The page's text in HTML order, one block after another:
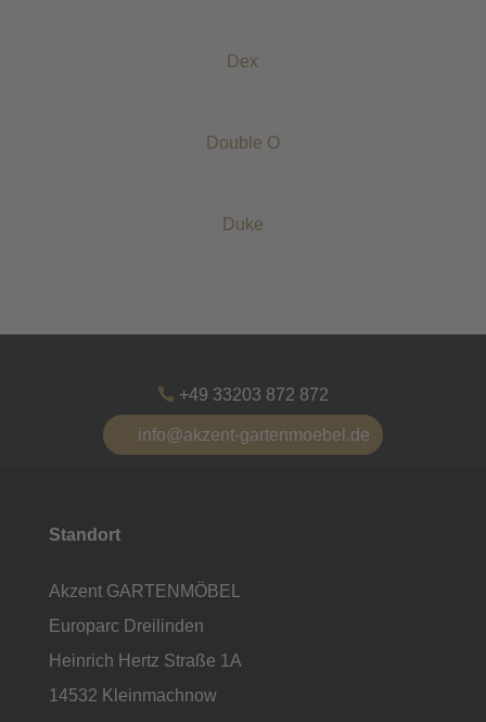
Dex
Double O
Duke
+49 33203 872 872
info@akzent-gartenmoebel.de
Standort
Akzent GARTENMÖBEL
Europarc Dreilinden
Heinrich Hertz Straße 1A
14532 Kleinmachnow